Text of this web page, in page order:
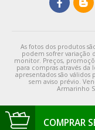
COMPRAR
As fotos dos produtos
podem sofrer variação
monitor. Preços,
para compras através
apresentados são válidos
sem aviso prévio.
Armarinho